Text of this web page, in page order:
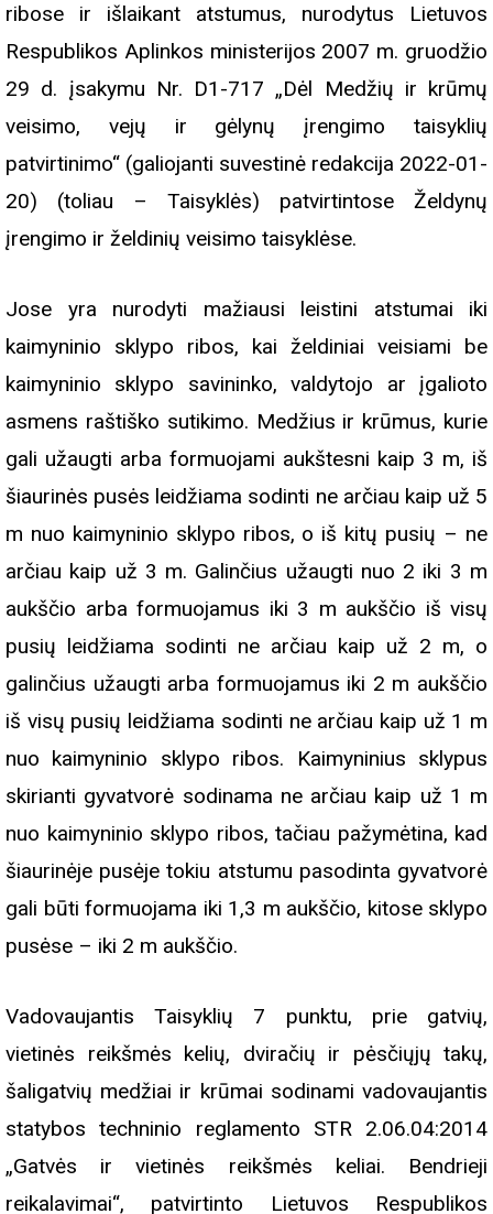
ribose ir išlaikant atstumus, nurodytus Lietuvos
Respublikos Aplinkos ministerijos 2007 m. gruodžio
29 d. įsakymu Nr. D1-717 „Dėl Medžių ir krūmų
veisimo, vejų ir gėlynų įrengimo taisyklių
patvirtinimo“ (galiojanti suvestinė redakcija 2022-01-
20) (toliau – Taisyklės) patvirtintose Želdynų
įrengimo ir želdinių veisimo taisyklėse.
Jose yra nurodyti mažiausi leistini atstumai iki
kaimyninio sklypo ribos, kai želdiniai veisiami be
kaimyninio sklypo savininko, valdytojo ar įgalioto
asmens raštiško sutikimo. Medžius ir krūmus, kurie
gali užaugti arba formuojami aukštesni kaip 3 m, iš
šiaurinės pusės leidžiama sodinti ne arčiau kaip už 5
m nuo kaimyninio sklypo ribos, o iš kitų pusių – ne
arčiau kaip už 3 m. Galinčius užaugti nuo 2 iki 3 m
aukščio arba formuojamus iki 3 m aukščio iš visų
pusių leidžiama sodinti ne arčiau kaip už 2 m, o
galinčius užaugti arba formuojamus iki 2 m aukščio
iš visų pusių leidžiama sodinti ne arčiau kaip už 1 m
nuo kaimyninio sklypo ribos. Kaimyninius sklypus
skirianti gyvatvorė sodinama ne arčiau kaip už 1 m
nuo kaimyninio sklypo ribos, tačiau pažymėtina, kad
šiaurinėje pusėje tokiu atstumu pasodinta gyvatvorė
gali būti formuojama iki 1,3 m aukščio, kitose sklypo
pusėse – iki 2 m aukščio.
Vadovaujantis Taisyklių 7 punktu, prie gatvių,
vietinės reikšmės kelių, dviračių ir pėsčiųjų takų,
šaligatvių medžiai ir krūmai sodinami vadovaujantis
statybos techninio reglamento STR 2.06.04:2014
„Gatvės ir vietinės reikšmės keliai. Bendrieji
reikalavimai“, patvirtinto Lietuvos Respublikos